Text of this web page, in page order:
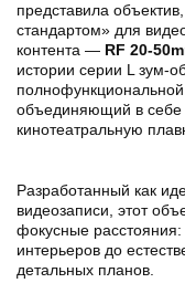
представила
стандартом» для
контента — RF 20-
истории серии L зум-
полнофункциональной
объединяющий в себе
кинотеатральную
Разработанный как
видеозаписи, этот
фокусные расстояния:
интерьеров до
детальных планов.